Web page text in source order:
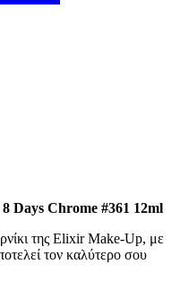
Days Chrome #361 12ml
της Elixir Make-Up, με
τον καλύτερο σου